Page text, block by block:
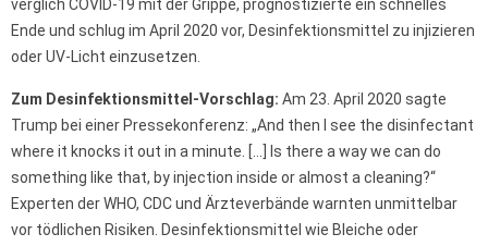
verglich COVID-19 mit der Grippe, prognostizierte ein schnelles
Ende und schlug im April 2020 vor, Desinfektionsmittel zu injizieren
oder UV-Licht einzusetzen.
Zum Desinfektionsmittel-Vorschlag: Am 23. April 2020 sagte
Trump bei einer Pressekonferenz: „And then I see the disinfectant
where it knocks it out in a minute. […] Is there a way we can do
something like that, by injection inside or almost a cleaning?“
Experten der WHO, CDC und Ärzteverbände warnten unmittelbar
vor tödlichen Risiken. Desinfektionsmittel wie Bleiche oder